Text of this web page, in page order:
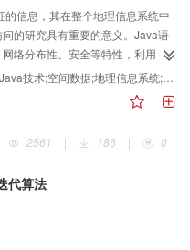
信息，其在整个地理信息系统中
的研究具有重要的意义。Java语
络分布性、安全等特性，利用
技术所不能比拟的。为了使用
分析了空间数据的存储格式，而后
或者数据库中的空间数据快速地
的整个过程，最后使用Java技术
间目标;面向对象;网络访问;存储格式;网络优势;技术实现;分布性;客户端;数据库;传送;文件
2561
| 186 | 0
代算法